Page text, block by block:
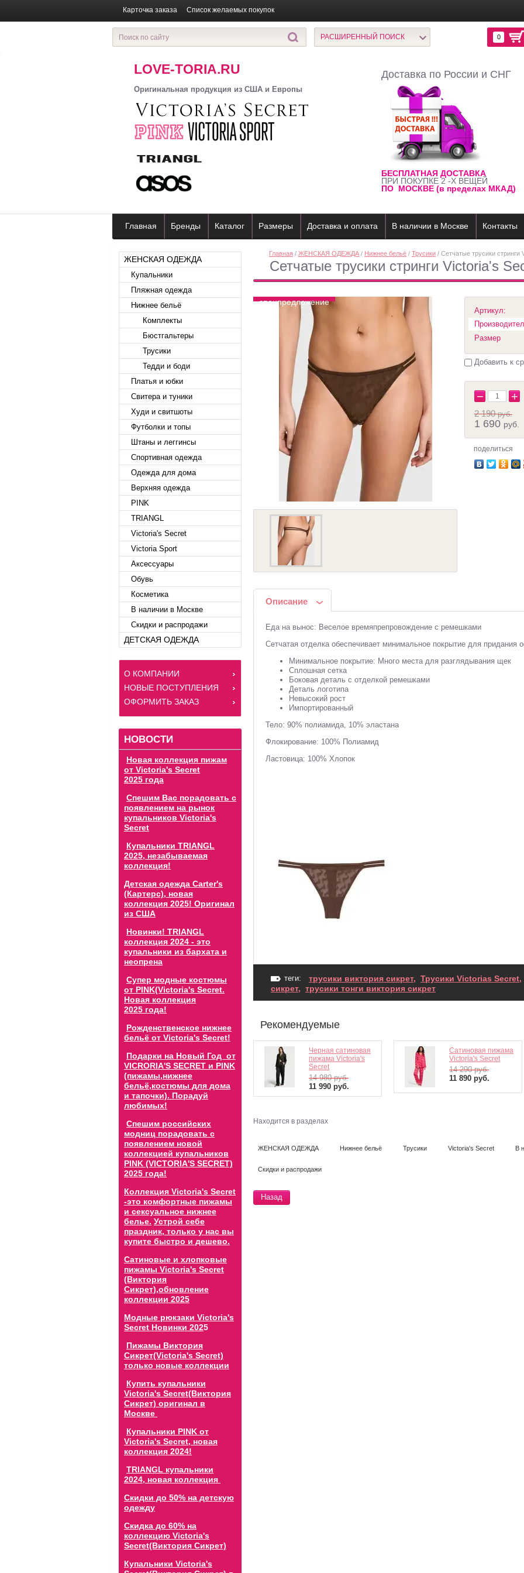
Карточка заказа Список желаемых покупок
0
РАСШИРЕННЫЙ ПОИСК
LOVE-TORIA.RU
Оригинальная продукция из США и Европы
Доставка по России и СНГ
БЕСПЛАТНАЯ ДОСТАВКА
ПРИ ПОКУПКЕ 2 -Х ВЕЩЕЙ
ПО МОСКВЕ (в пределах МКАД)
Главная Бренды Каталог Размеры Доставка и оплата В наличии в Москве Контакты
ЖЕНСКАЯ ОДЕЖДА
Купальники
Пляжная одежда
Нижнее бельё
Комплекты
Бюстгальтеры
Трусики
Тедди и боди
Платья и юбки
Свитера и туники
Худи и свитшоты
Футболки и топы
Штаны и леггинсы
Спортивная одежда
Одежда для дома
Верхняя одежда
PINK
TRIANGL
Victoria's Secret
Victoria Sport
Аксессуары
Обувь
Косметика
В наличии в Москве
Скидки и распродажи
ДЕТСКАЯ ОДЕЖДА
О КОМПАНИИ
НОВЫЕ ПОСТУПЛЕНИЯ
ОФОРМИТЬ ЗАКАЗ
НОВОСТИ
Новая коллекция пижам
от Victoria's Secret
2025 года
Спешим Вас порадовать с
появлением на рынок
купальников Victoria's
Secret
Купальники TRIANGL
2025, незабываемая
коллекция!
Детская одежда Carter's
(Картерс), новая
коллекция 2025! Оригинал
из США
Новинки! TRIANGL
коллекция 2024 - это
купальники из бархата и
неопрена
Супер модные костюмы
от PINK(Victoria's Secret.
Новая коллекция
2025 года!
Рожденственское нижнее
бельё от Victoria's Secret!
Подарки на Новый Год от
VICRORIA'S SECRET и PINK
(пижамы,нижнее
бельё,костюмы для дома
и тапочки). Порадуй
любимых!
Спешим российских
модниц порадовать с
появлением новой
коллекцией купальников
PINK (VICTORIA'S SECRET)
2025 года!
Коллекция Victoria's Secret
-это комфортные пижамы
и сексуальное нижнее
белье. Устрой себе
праздник, только у нас вы
купите быстро и дешево.
Сатиновые и хлопковые
пижамы Victoria's Secret
(Виктория
Сикрет),обновление
коллекции 2025
Модные рюкзаки Victoria's
Secret Новинки 2025
Пижамы Виктория
Сикрет(Victoria's Secret)
только новые коллекции
Купить купальники
Victoria's Secret(Виктория
Сикрет) оригинал в
Москве
Купальники PINK от
Victoria's Secret, новая
коллекция 2024!
TRIANGL купальники
2024, новая коллекция
Скидки до 50% на детскую
одежду
Скидка до 60% на
коллекцию Victoria's
Secret(Виктория Сикрет)
Купальники Victoria's
Главная / ЖЕНСКАЯ ОДЕЖДА / Нижнее бельё / Трусики / Сетчатые трусики стринги
Сетчатые трусики стринги Victoria's
спецпредложение
Артикул:
Размер
Добавить к
− +
2 190руб.
1 690 руб.
поделиться
Описание
Еда на вынос: Веселое времяпрепровождение с ремешками
Сетчатая отделка обеспечивает минимальное покрытие для придания
Минимальное покрытие: Много места для разглядывания щек
Сплошная сетка
Боковая деталь с отделкой ремешками
Деталь логотипа
Невысокий рост
Импортированный
Тело: 90% полиамида, 10% эластана
Флокирование: 100% Полиамид
Ластовица: 100% Хлопок
теги: трусики виктория сикрет, Трусики Victorias Secret,
сикрет, трусики тонги виктория сикрет
Рекомендуемые
Черная сатиновая
пижама Victoria's
Secret
14 980руб.
11 990 руб.
Сатиновая пижама
Victoria's Secret
14 290руб.
11 890 руб.
Находится в разделах
ЖЕНСКАЯ ОДЕЖДА Нижнее бельё Трусики Victoria's Secret В
Скидки и распродажи
Назад